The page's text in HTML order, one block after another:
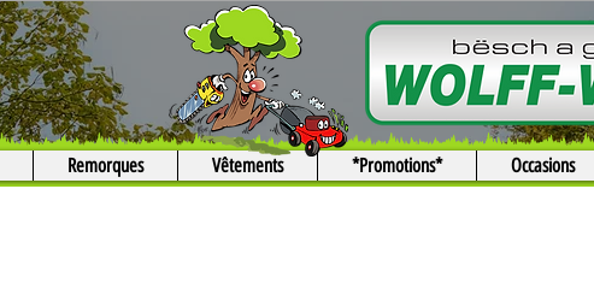
Remorques Vêtements *Promotions* Occasions